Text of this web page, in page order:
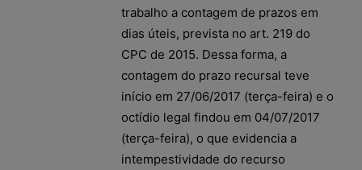
trabalho a contagem de prazos em
dias úteis, prevista no art. 219 do
CPC de 2015. Dessa forma, a
contagem do prazo recursal teve
início em 27/06/2017 (terça-feira) e o
octídio legal findou em 04/07/2017
(terça-feira), o que evidencia a
intempestividade do recurso